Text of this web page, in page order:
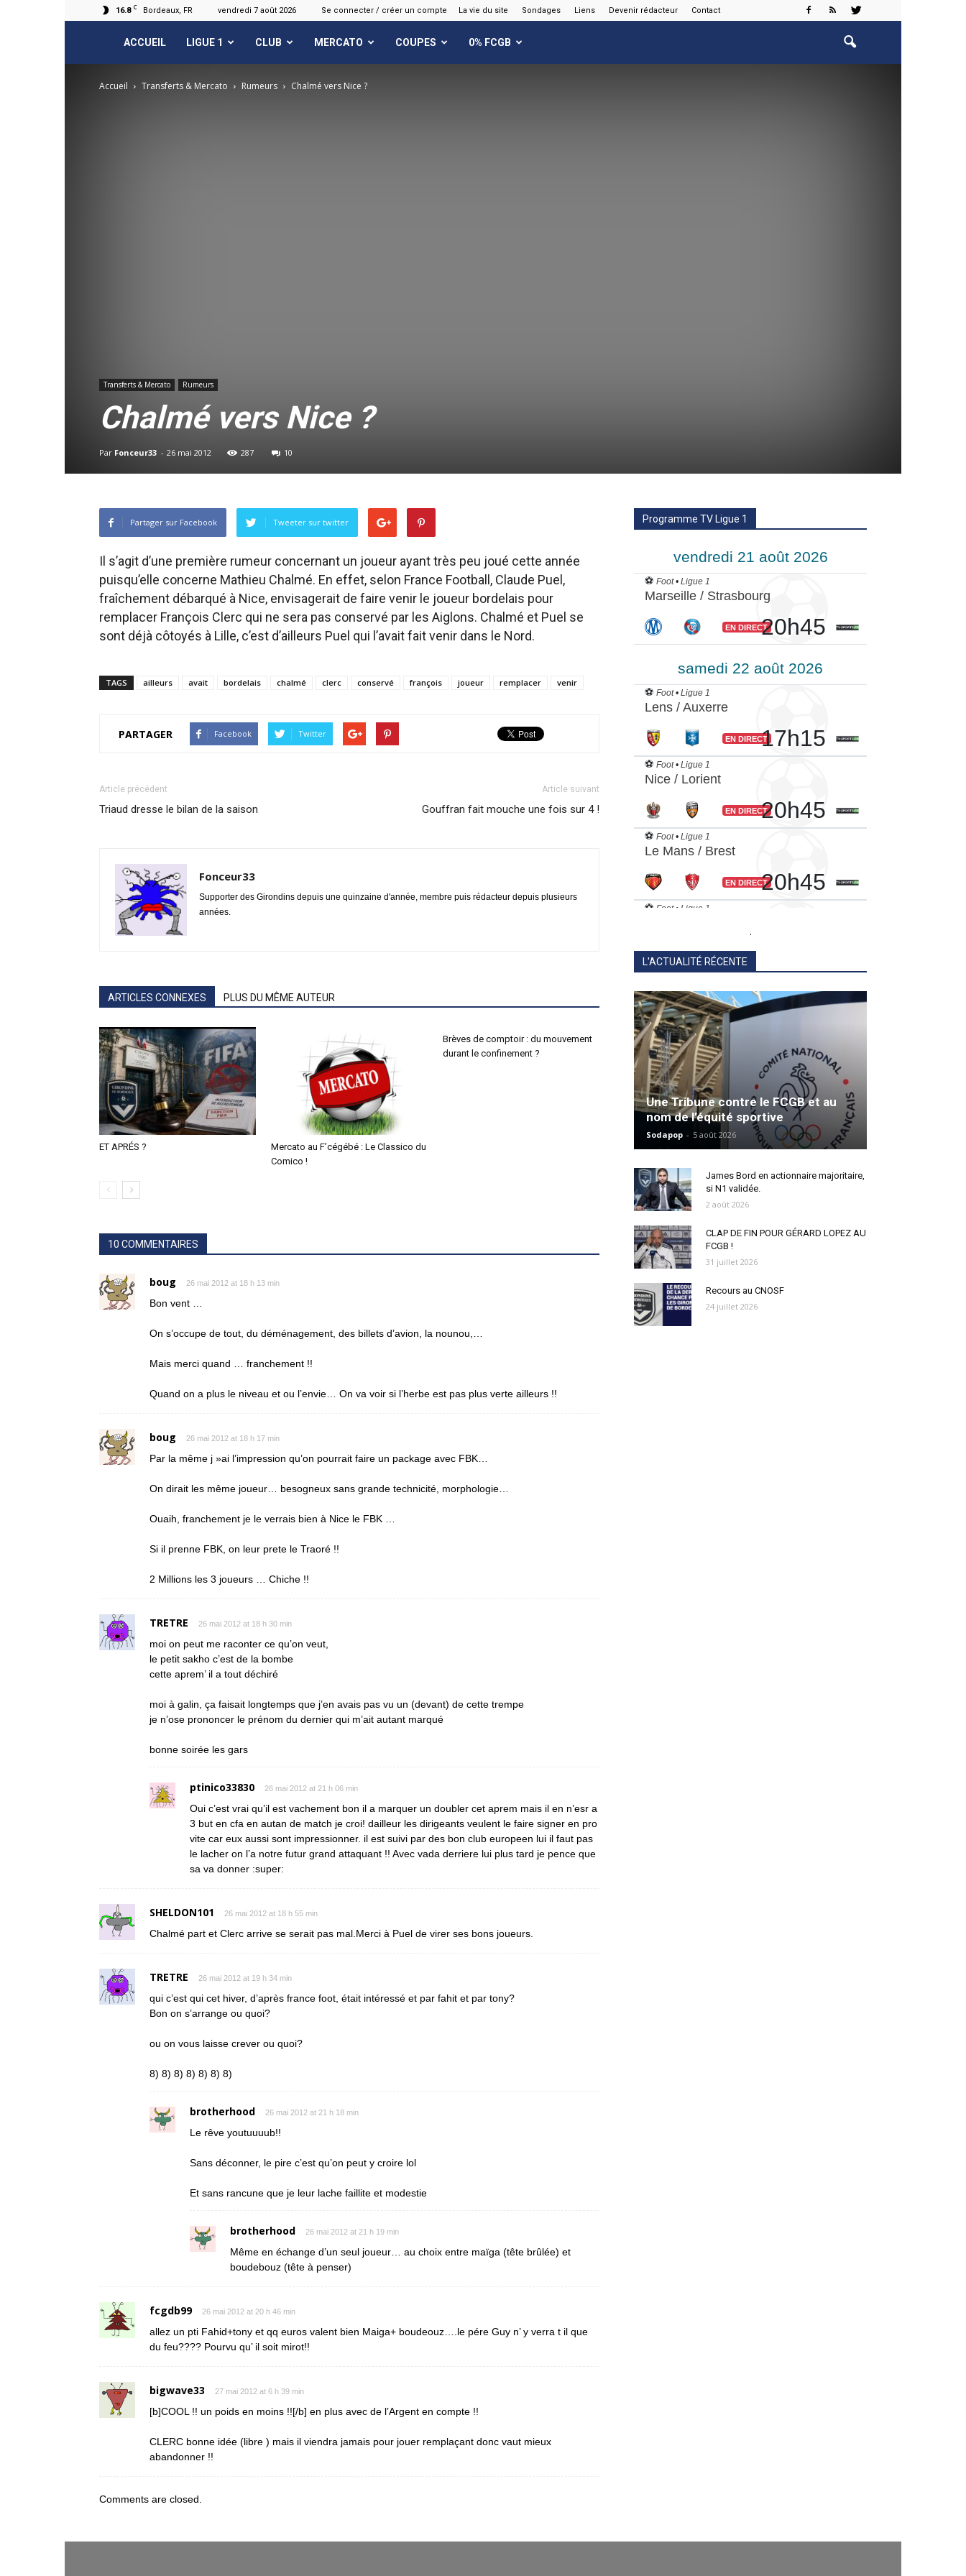
16.8 C Bordeaux, FR vendredi 7 août 2026 Se connecter / créer un compte La vie du site Sondages Liens Devenir rédacteur Contact
FCGB.net
ACCUEIL LIGUE 1 CLUB MERCATO COUPES 0% FCGB
Accueil Transferts & Mercato Rumeurs Chalmé vers Nice ?
Transferts & Mercato Rumeurs
Chalmé vers Nice ?
Par Fonceur33 - 26 mai 2012 287 10
Partager sur Facebook Tweeter sur twitter
Il s’agit d’une première rumeur concernant un joueur ayant très peu joué cette année
puisqu’elle concerne Mathieu Chalmé. En effet, selon France Football, Claude Puel,
fraîchement débarqué à Nice, envisagerait de faire venir le joueur bordelais pour
remplacer François Clerc qui ne sera pas conservé par les Aiglons. Chalmé et Puel se
sont déjà côtoyés à Lille, c’est d’ailleurs Puel qui l’avait fait venir dans le Nord.
TAGS ailleurs avait bordelais chalmé clerc conservé françois joueur remplacer venir
PARTAGER Facebook Twitter
Article précédent
Triaud dresse le bilan de la saison
Article suivant
Gouffran fait mouche une fois sur 4 !
Fonceur33
Supporter des Girondins depuis une quinzaine d'année, membre puis rédacteur depuis plusieurs
années.
ARTICLES CONNEXES PLUS DU MÊME AUTEUR
ET APRÉS ?
Mercato au F’cégébé : Le Classico du
Comico !
Brèves de comptoir : du mouvement
durant le confinement ?
10 COMMENTAIRES
boug 26 mai 2012 at 18 h 13 min
Bon vent …
On s’occupe de tout, du déménagement, des billets d’avion, la nounou,…
Mais merci quand … franchement !!
Quand on a plus le niveau et ou l’envie… On va voir si l’herbe est pas plus verte ailleurs !!
boug 26 mai 2012 at 18 h 17 min
Par la même j »ai l’impression qu’on pourrait faire un package avec FBK…
On dirait les même joueur… besogneux sans grande technicité, morphologie…
Ouaih, franchement je le verrais bien à Nice le FBK …
Si il prenne FBK, on leur prete le Traoré !!
2 Millions les 3 joueurs … Chiche !!
TRETRE 26 mai 2012 at 18 h 30 min
moi on peut me raconter ce qu’on veut,
le petit sakho c’est de la bombe
cette aprem’ il a tout déchiré
moi à galin, ça faisait longtemps que j’en avais pas vu un (devant) de cette trempe
je n’ose prononcer le prénom du dernier qui m’ait autant marqué
bonne soirée les gars
ptinico33830 26 mai 2012 at 21 h 06 min
Oui c’est vrai qu’il est vachement bon il a marquer un doubler cet aprem mais il en n’esr a
3 but en cfa en autan de match je croi! dailleur les dirigeants veulent le faire signer en pro
vite car eux aussi sont impressionner. il est suivi par des bon club europeen lui il faut pas
le lacher on l’a notre futur grand attaquant !! Avec vada derriere lui plus tard je pence que
sa va donner :super:
SHELDON101 26 mai 2012 at 18 h 55 min
Chalmé part et Clerc arrive se serait pas mal.Merci à Puel de virer ses bons joueurs.
TRETRE 26 mai 2012 at 19 h 34 min
qui c’est qui cet hiver, d’après france foot, était intéressé et par fahit et par tony?
Bon on s’arrange ou quoi?
ou on vous laisse crever ou quoi?
8) 8) 8) 8) 8) 8) 8)
brotherhood 26 mai 2012 at 21 h 18 min
Le rêve youtuuuub!!
Sans déconner, le pire c’est qu’on peut y croire lol
Et sans rancune que je leur lache faillite et modestie
brotherhood 26 mai 2012 at 21 h 19 min
Même en échange d’un seul joueur… au choix entre maïga (tête brûlée) et
boudebouz (tête à penser)
fcgdb99 26 mai 2012 at 20 h 46 min
allez un pti Fahid+tony et qq euros valent bien Maiga+ boudeouz….le pére Guy n’ y verra t il que
du feu???? Pourvu qu’ il soit mirot!!
bigwave33 27 mai 2012 at 6 h 39 min
[b]COOL !! un poids en moins !![/b] en plus avec de l’Argent en compte !!
CLERC bonne idée (libre ) mais il viendra jamais pour jouer remplaçant donc vaut mieux
abandonner !!
Comments are closed.
Programme TV Ligue 1
.
L'ACTUALITÉ RÉCENTE
Une Tribune contre le FCGB et au
nom de l’équité sportive
Sodapop - 5 août 2026
James Bord en actionnaire majoritaire,
si N1 validée.
2 août 2026
CLAP DE FIN POUR GÉRARD LOPEZ AU
FCGB !
31 juillet 2026
Recours au CNOSF
24 juillet 2026